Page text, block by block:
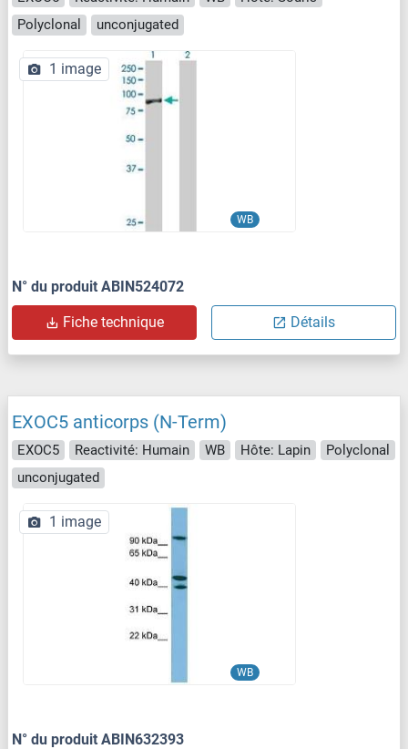
Polyclonal
unconjugated
WB
1 image
N° du produit ABIN524072
Fiche technique Détails
EXOC5 anticorps (N-Term)
EXOC5 Reactivité: Humain WB Hôte: Lapin
Polyclonal
unconjugated
WB
1 image
N° du produit ABIN632393